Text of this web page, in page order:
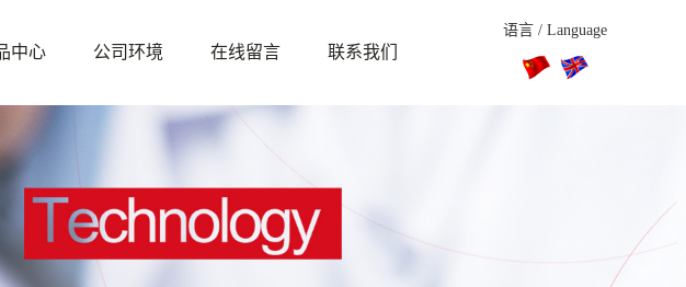
中心 公司环境 在线留言 联系我们
语言 / Language